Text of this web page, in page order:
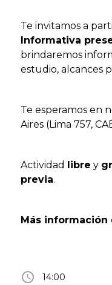
Te invitamos a
Informativa
brindaremos
estudio, alcances
Te esperamos en
Aires (Lima 757,
Actividad libre y
previa.
Más información
access_time 14:00